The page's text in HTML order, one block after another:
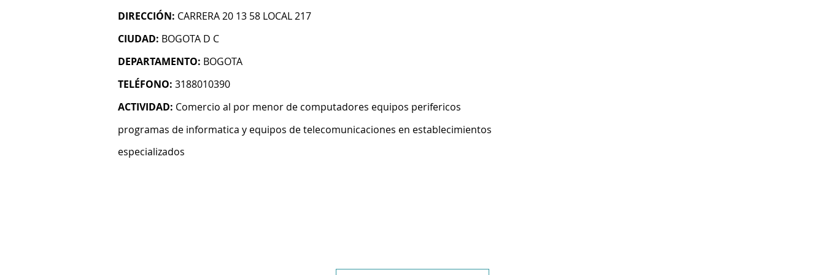
DIRECCIÓN: CARRERA 20 13 58 LOCAL 217
CIUDAD: BOGOTA D C
DEPARTAMENTO: BOGOTA
TELÉFONO: 3188010390
ACTIVIDAD: Comercio al por menor de computadores equipos perifericos
programas de informatica y equipos de telecomunicaciones en establecimientos
especializados